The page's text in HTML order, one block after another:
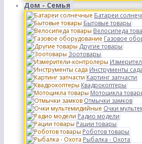
Дом - Семья
Батареи
Бытовые товары
Велосипеда
Газовое
Другие товары
Зоотовары
Инструменты сада
Картинг запчасти
Квадрокоптеры
Мотоцикла
Отмычки замков
Очки
Радио модели
Рации товары
Роботов товары
Рыбалка - Охота